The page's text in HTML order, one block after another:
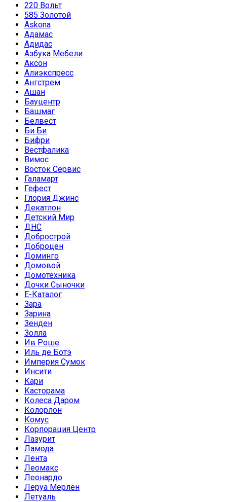
220 Вольт
585 Золотой
Askona
Адамас
Адидас
Азбука Мебели
Аксон
Алиэкспресс
Ангстрем
Ашан
Бауцентр
Башмаг
Белвест
Би Би
Бифри
Вестфалика
Вимос
Восток Сервис
Галамарт
Гефест
Глория Джинс
Декатлон
Детский Мир
ДНС
Добрострой
Доброцен
Доминго
Домовой
Домотехника
Дочки Сыночки
Е-Каталог
Зара
Зарина
Зенден
Золла
Ив Роше
Иль де Ботэ
Империя Сумок
Инсити
Кари
Касторама
Колеса Даром
Колорлон
Комус
Корпорация Центр
Лазурит
Ламода
Лента
Леомакс
Леонардо
Леруа Мерлен
Летуаль